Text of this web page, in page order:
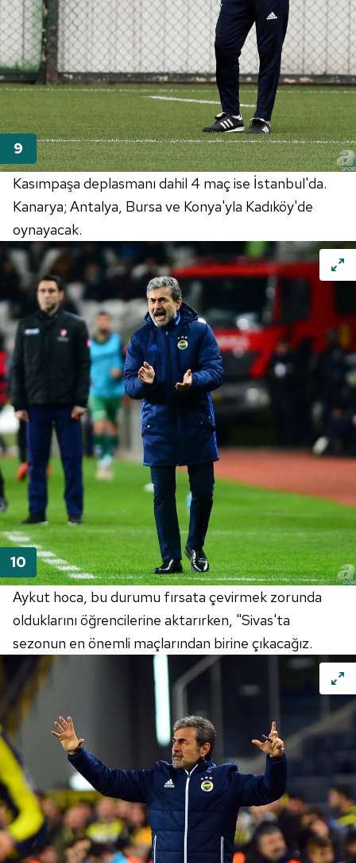
Kasımpaşa deplasmanı dahil 4 maç ise İstanbul'da.
Kanarya; Antalya, Bursa ve Konya'yla Kadıköy'de
oynayacak.
Aykut hoca, bu durumu fırsata çevirmek zorunda
olduklarını öğrencilerine aktarırken, "Sivas'ta
sezonun en önemli maçlarından birine çıkacağız.